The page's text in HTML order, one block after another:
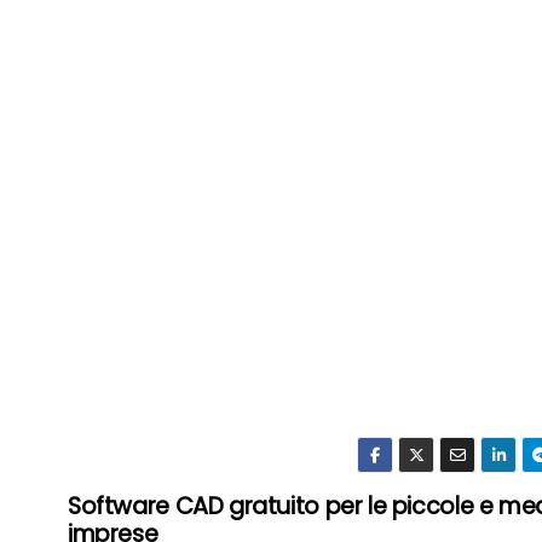
Software CAD gratuito per le piccole e
imprese